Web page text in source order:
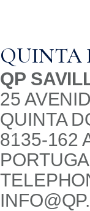
VALE
QP
AVENIDA
VALE DO
8135-034